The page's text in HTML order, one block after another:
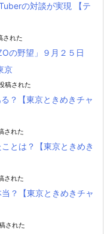
の対談が実現 【テ
された
の野望」９月２５日
京
稿された
？【東京ときめきチャ
された
とは？【東京ときめき
された
？【東京ときめきチャ
された